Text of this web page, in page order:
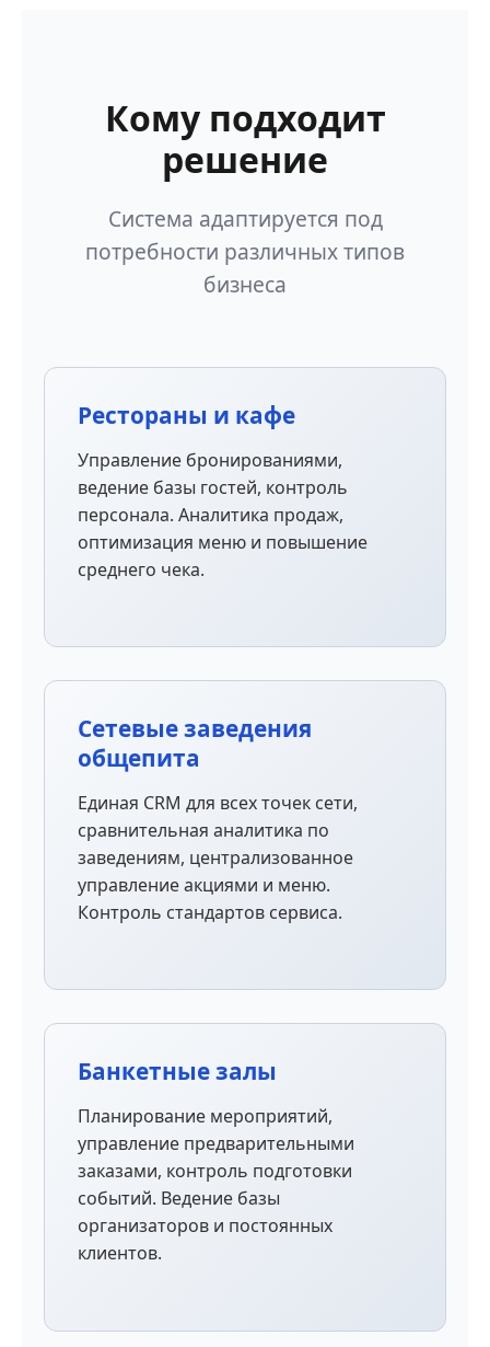
Кому подходит
решение
Система адаптируется под
потребности различных типов
бизнеса
Рестораны и кафе
Управление бронированиями,
ведение базы гостей, контроль
персонала. Аналитика продаж,
оптимизация меню и повышение
среднего чека.
Сетевые заведения
общепита
Единая CRM для всех точек сети,
сравнительная аналитика по
заведениям, централизованное
управление акциями и меню.
Контроль стандартов сервиса.
Банкетные залы
Планирование мероприятий,
управление предварительными
заказами, контроль подготовки
событий. Ведение базы
организаторов и постоянных
клиентов.